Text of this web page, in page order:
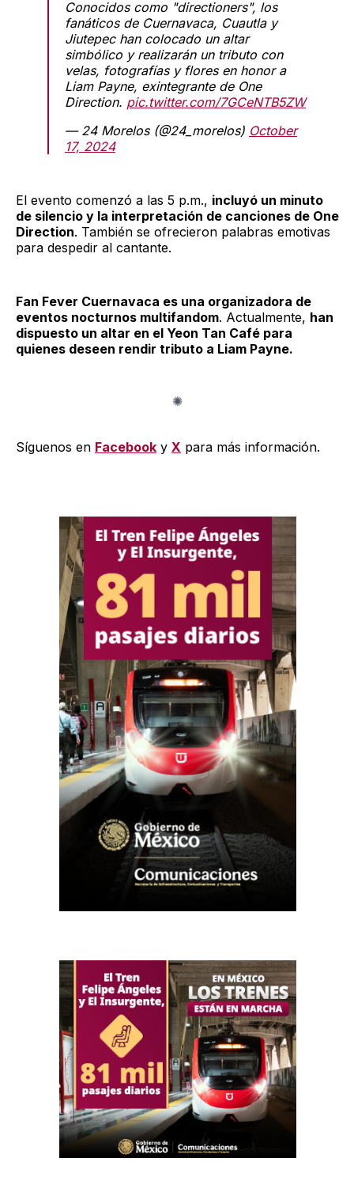
Conocidos como "directioners", los
fanáticos de Cuernavaca, Cuautla y
Jiutepec han colocado un altar
simbólico y realizarán un tributo con
velas, fotografías y flores en honor a
Liam Payne, exintegrante de One
Direction. pic.twitter.com/7GCeNTB5ZW
— 24 Morelos (@24_morelos) October
17, 2024
El evento comenzó a las 5 p.m., incluyó un minuto
de silencio y la interpretación de canciones de One
Direction. También se ofrecieron palabras emotivas
para despedir al cantante.
Fan Fever Cuernavaca es una organizadora de
eventos nocturnos multifandom. Actualmente, han
dispuesto un altar en el Yeon Tan Café para
quienes deseen rendir tributo a Liam Payne.
Síguenos en Facebook y X para más información.